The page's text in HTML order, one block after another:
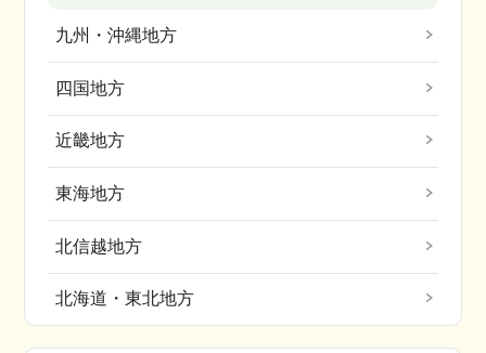
九州・沖縄地方
四国地方
近畿地方
東海地方
北信越地方
北海道・東北地方